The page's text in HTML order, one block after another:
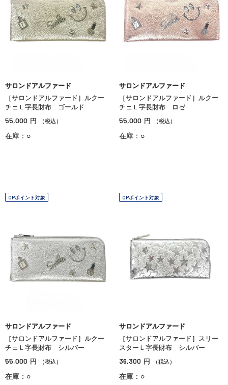
サロンドアルファード
［サロンドアルファード］ルクー
チェＬ字長財布 ゴールド
55,000 円 （税込）
在庫：○
サロンドアルファード
［サロンドアルファード］ルクー
チェＬ字長財布 ロゼ
55,000 円 （税込）
在庫：○
OPポイント対象
サロンドアルファード
［サロンドアルファード］ルクー
チェＬ字長財布 シルバー
55,000 円 （税込）
在庫：○
OPポイント対象
サロンドアルファード
［サロンドアルファード］スリー
スターＬ字長財布 シルバー
36,300 円 （税込）
在庫：○